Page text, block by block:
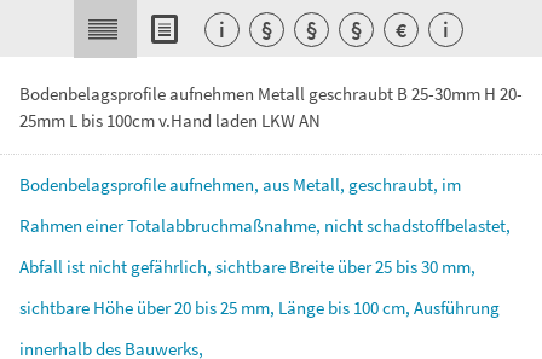
Bodenbelagsprofile aufnehmen Metall geschraubt B 25-30mm H 20-
25mm L bis 100cm v.Hand laden LKW AN
Bodenbelagsprofileaufnehmen, aus Metall, geschraubt, im
Rahmen einerTotalabbruchmaßnahme, nichtschadstoffbelastet,
Abfall ist nicht gefährlich, sichtbare Breite über25 bis30 mm,
sichtbare Höhe über20 bis25 mm, Länge bis 100cm, Ausführung
innerhalbdes Bauwerks,
i § § § € i